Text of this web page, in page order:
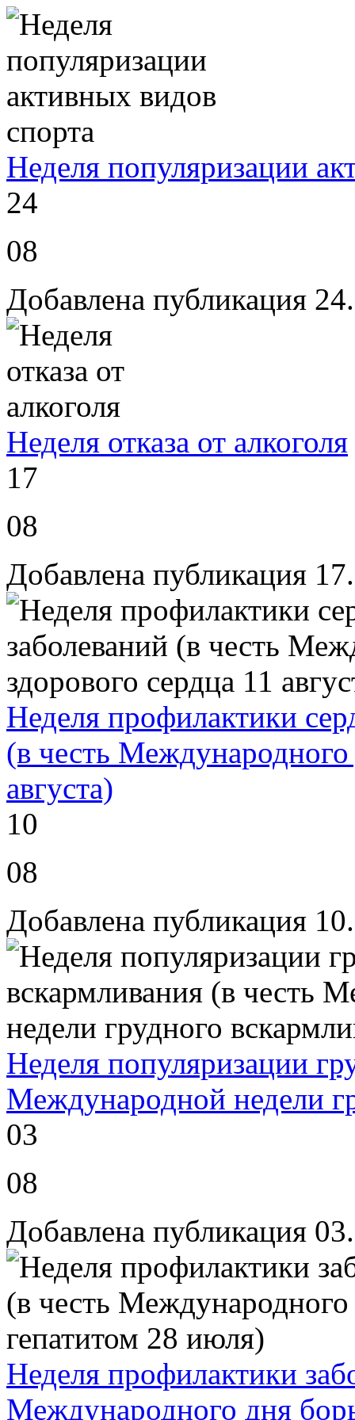
Неделя популяризации
24
08
Добавлена публикация
Неделя отказа от алкоголя
17
08
Добавлена публикация
Неделя профилактики
(в честь Международного
августа)
10
08
Добавлена публикация
Неделя популяризации
Международной недели
03
08
Добавлена публикация
Неделя профилактики
Международного дня